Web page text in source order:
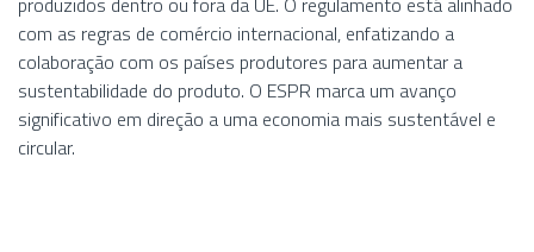
com as regras de comércio internacional, enfatizando a
colaboração com os países produtores para aumentar a
sustentabilidade do produto. O ESPR marca um avanço
significativo em direção a uma economia mais sustentável e
circular.